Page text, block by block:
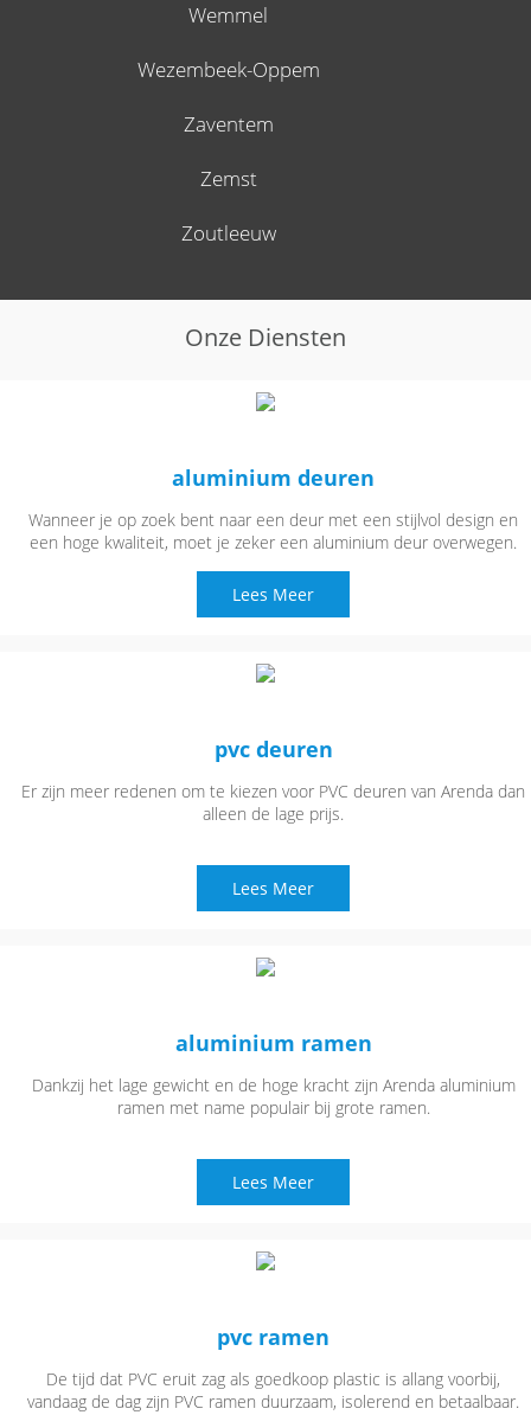
Wemmel
Wezembeek-Oppem
Zaventem
Zemst
Zoutleeuw
Onze Diensten
aluminium deuren
Wanneer je op zoek bent naar een deur met een stijlvol design en
een hoge kwaliteit, moet je zeker een aluminium deur overwegen.
Lees Meer
pvc deuren
Er zijn meer redenen om te kiezen voor PVC deuren van Arenda dan
alleen de lage prijs.
Lees Meer
aluminium ramen
Dankzij het lage gewicht en de hoge kracht zijn Arenda aluminium
ramen met name populair bij grote ramen.
Lees Meer
pvc ramen
De tijd dat PVC eruit zag als goedkoop plastic is allang voorbij,
vandaag de dag zijn PVC ramen duurzaam, isolerend en betaalbaar.